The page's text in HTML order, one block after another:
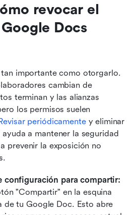
revocar el
Docs
tan importante como otorgarlo.
cambian de
terminan y las alianzas
los permisos suelen
periódicamente y eliminar
a mantener la seguridad
prevenir la exposición no
configuración para compartir:
"Compartir" en la esquina
de tu Google Doc. Esto abre